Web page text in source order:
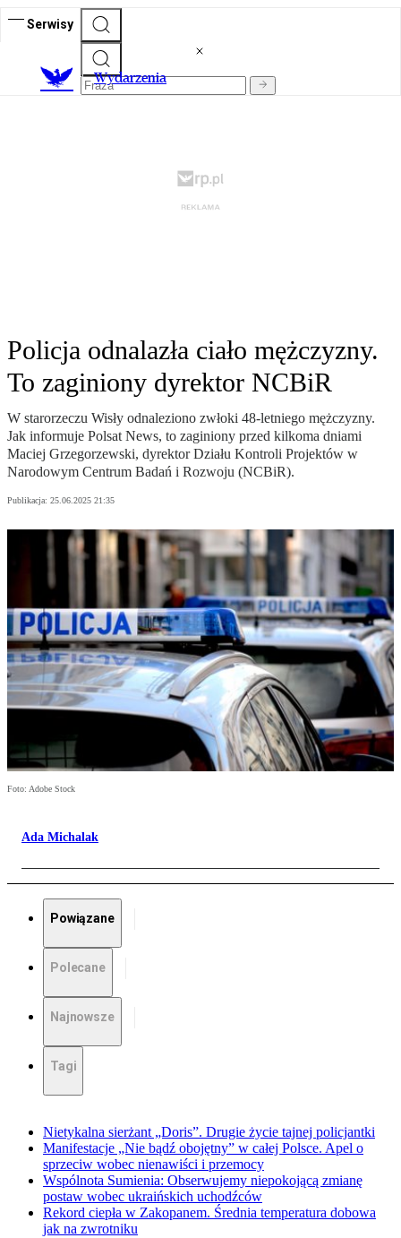
Serwisy
Wydarzenia
Policja odnalazła ciało mężczyzny.
To zaginiony dyrektor NCBiR
W starorzeczu Wisły odnaleziono zwłoki 48-letniego mężczyzny.
Jak informuje Polsat News, to zaginiony przed kilkoma dniami
Maciej Grzegorzewski, dyrektor Działu Kontroli Projektów w
Narodowym Centrum Badań i Rozwoju (NCBiR).
Publikacja: 25.06.2025 21:35
Foto: Adobe Stock
Ada Michalak
Powiązane
Polecane
Najnowsze
Tagi
Nietykalna sierżant „Doris”. Drugie życie tajnej policjantki
Manifestacje „Nie bądź obojętny” w całej Polsce. Apel o
sprzeciw wobec nienawiści i przemocy
Wspólnota Sumienia: Obserwujemy niepokojącą zmianę
postaw wobec ukraińskich uchodźców
Rekord ciepła w Zakopanem. Średnia temperatura dobowa
jak na zwrotniku